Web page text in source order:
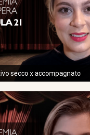
secco x accompagnato